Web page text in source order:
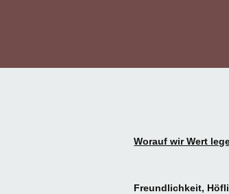
Worauf wir Wert
Freundlichkeit,